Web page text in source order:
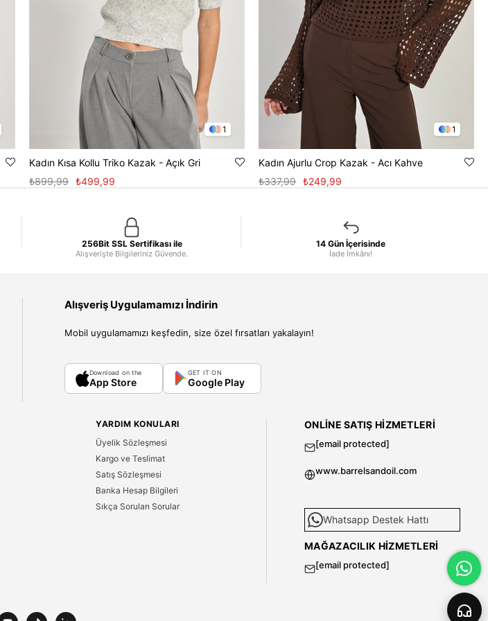
1
Kadın Kısa Kollu Triko Kazak - Açık Gri
₺499,99
₺899,99
1
Kadın Ajurlu Crop Kazak - Acı Kahve
₺249,99
₺337,99
256Bit SSL Sertifikası ile
Alışverişte Bilgileriniz Güvende.
14 Gün İçerisinde
İade İmkânı!
Alışveriş Uygulamamızı İndirin
Mobil uygulamamızı keşfedin, size özel fırsatları yakalayın!
Download on the
App Store
GET IT ON
Google Play
YARDIM KONULARI
Üyelik Sözleşmesi
Kargo ve Teslimat
Satış Sözleşmesi
Banka Hesap Bilgileri
Sıkça Sorulan Sorular
ONLINE SATIŞ HIZMETLERI
[email protected]
www.barrelsandoil.com
Whatsapp Destek Hattı
MAĞAZACILIK HIZMETLERI
[email protected]